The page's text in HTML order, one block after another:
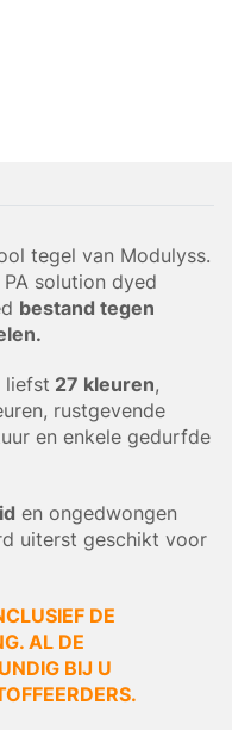
tegel van Modulyss.
solution dyed
bestand tegen
liefst 27 kleuren,
rustgevende
en enkele gedurfde
en ongedwongen
uiterst geschikt voor
DE
AL DE
BIJ U